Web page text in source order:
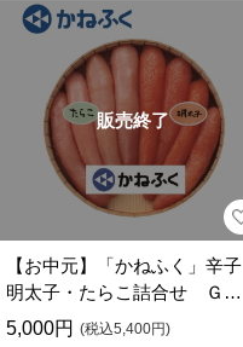
販売終了
【お中元】「かねふく」辛子
明太子・たらこ詰合せ Ｇ－
１１
5,000円 (税込5,400円)